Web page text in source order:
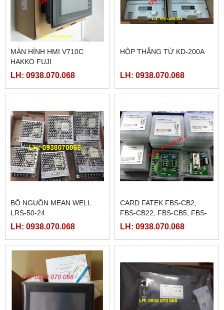
MÀN HÌNH HMI V710C
HAKKO FUJI
LH: 0938.070.068
HỘP THẮNG TỪ KD-200A
LH: 0938.070.068
BỘ NGUỒN MEAN WELL
LRS-50-24
LH: 0938.070.068
CARD FATEK FBS-CB2,
FBS-CB22, FBS-CB5, FBS-
CB25, FBS-CB55
LH: 0938.070.068